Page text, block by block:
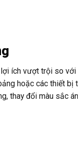
ích vượt trội so
hoặc các thiết bị
thay đổi màu sắc